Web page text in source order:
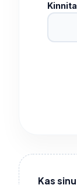
Kas